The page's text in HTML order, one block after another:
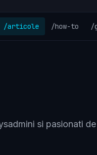
/articole /how-to /
si pasionati